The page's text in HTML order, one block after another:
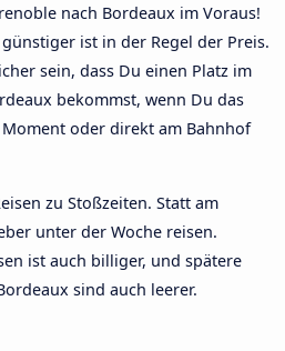
nach Bordeaux im Voraus!
ist in der Regel der Preis.
sein, dass Du einen Platz im
bekommst, wenn Du das
oder direkt am Bahnhof
zu Stoßzeiten. Statt am
unter der Woche reisen.
ist auch billiger, und spätere
sind auch leerer.